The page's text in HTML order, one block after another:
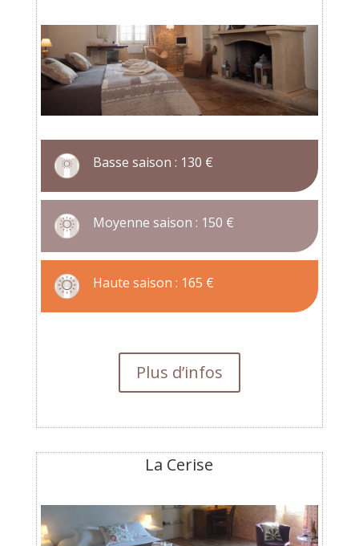
Basse saison : 130 €
Moyenne saison : 150 €
Haute saison : 165 €
Plus d’infos
La Cerise